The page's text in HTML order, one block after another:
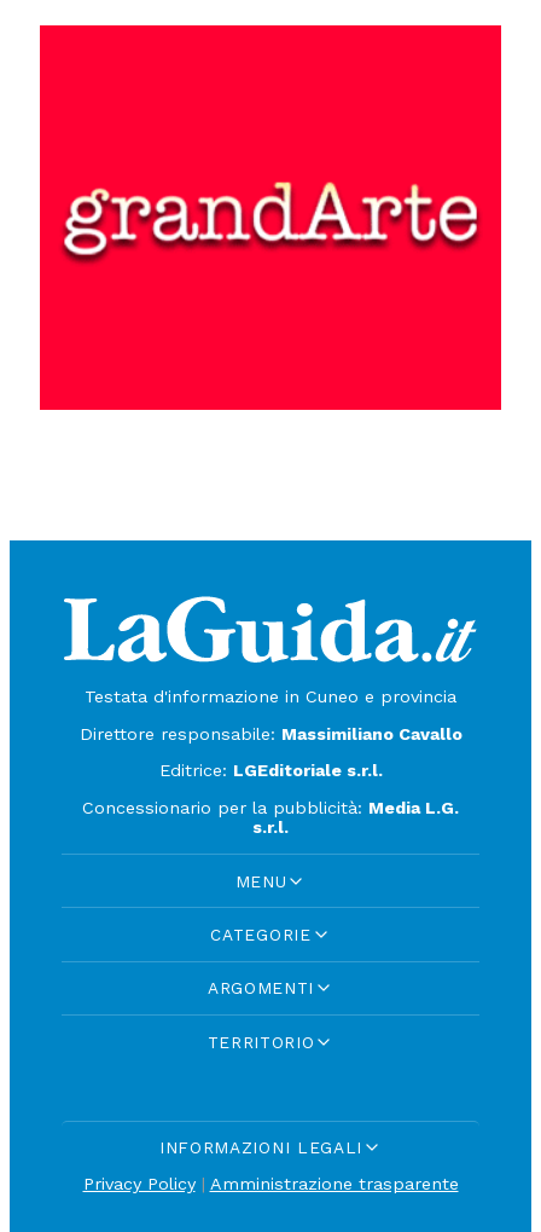
Testata d'informazione in Cuneo e provincia
Direttore responsabile: Massimiliano Cavallo
Editrice: LGEditoriale s.r.l.
Concessionario per la pubblicità: Media L.G.
s.r.l.
MENU
CATEGORIE
ARGOMENTI
TERRITORIO
INFORMAZIONI LEGALI
Privacy Policy| Amministrazione trasparente